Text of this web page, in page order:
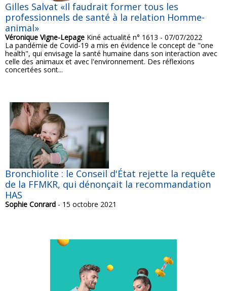
Gilles Salvat «Il faudrait former tous les
professionnels de santé à la relation Homme-
animal»
Véronique Vigne-Lepage Kiné actualité n° 1613 - 07/07/2022
La pandémie de Covid-19 a mis en évidence le concept de "one
health", qui envisage la santé humaine dans son interaction avec
celle des animaux et avec l'environnement. Des réflexions
concertées sont...
Bronchiolite : le Conseil d'État rejette la requête
de la FFMKR, qui dénonçait la recommandation
HAS
Sophie Conrard - 15 octobre 2021